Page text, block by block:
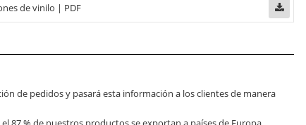
de vinilo | PDF
de pedidos y pasará esta información a los clientes de manera